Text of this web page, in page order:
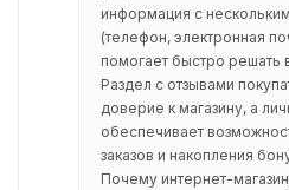
информация с
(телефон, электронная
помогает быстро решать
Раздел с отзывами
доверие к магазину, а
обеспечивает
заказов и накопления
Почему интернет-